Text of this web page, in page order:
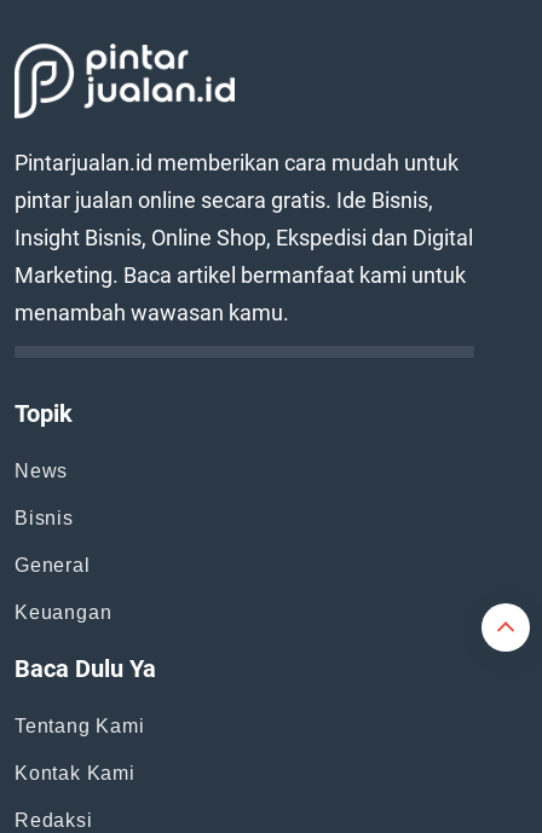
Pintarjualan.id memberikan cara mudah untuk
pintar jualan online secara gratis. Ide Bisnis,
Insight Bisnis, Online Shop, Ekspedisi dan Digital
Marketing. Baca artikel bermanfaat kami untuk
menambah wawasan kamu.